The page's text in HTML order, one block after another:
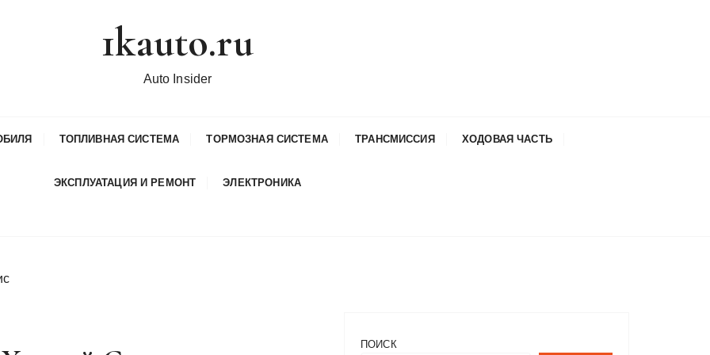
1kauto.ru
Auto Insider
ТОПЛИВНАЯ СИСТЕМА ТОРМОЗНАЯ СИСТЕМА ТРАНСМИССИЯ ХОДОВАЯ ЧАСТЬ
ЭКСПЛУАТАЦИЯ И РЕМОНТ ЭЛЕКТРОНИКА
ПОИСК